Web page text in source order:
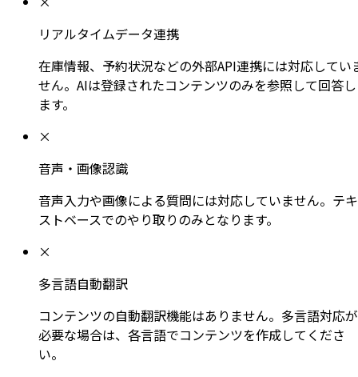
リアルタイムデータ連携
在庫情報、予約状況などの外部API連携には対応してい
せん。AIは登録されたコンテンツのみを参照して回答し
ます。
×
音声・画像認識
音声入力や画像による質問には対応していません。テキ
ストベースでのやり取りのみとなります。
×
多言語自動翻訳
コンテンツの自動翻訳機能はありません。多言語対応が
必要な場合は、各言語でコンテンツを作成してくださ
い。